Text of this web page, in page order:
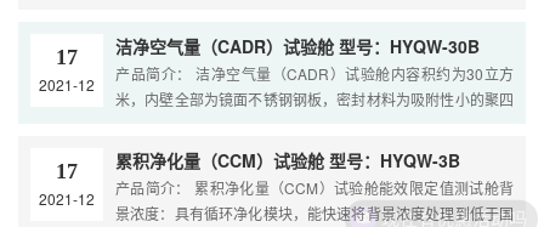
17
2021-12
洁净空气量（CADR）试验舱 型号：HYQW-30B
产品简介： 洁净空气量（CADR）试验舱内容积约为30立方
米，内壁全部为镜面不锈钢钢板，密封材料为吸附性小的聚四
能空气滤清器既能去除颗粒物，又能清...
17
2021-12
累积净化量（CCM）试验舱 型号：HYQW-3B
产品简介： 累积净化量（CCM）试验舱能效限定值测试舱背
景浓度：具有循环净化模块，能快速将背景浓度处理到低于国
现在有优惠活动吗